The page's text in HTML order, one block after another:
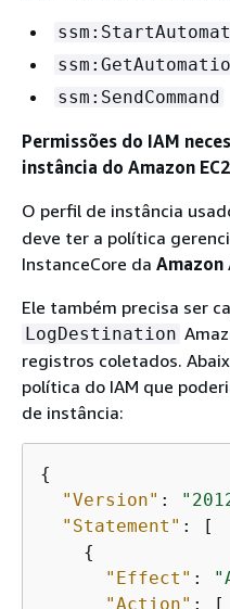
ssm:SendCommand
Permissões do IAM
instância do Amazon EC2
O perfil de instância
deve ter a política
InstanceCore da Amazon
Ele também precisa ser
LogDestination
registros coletados.
política do IAM que
de instância:
{
"Version" :
"Statement" : [
{
"Effect" :
"Action" : [